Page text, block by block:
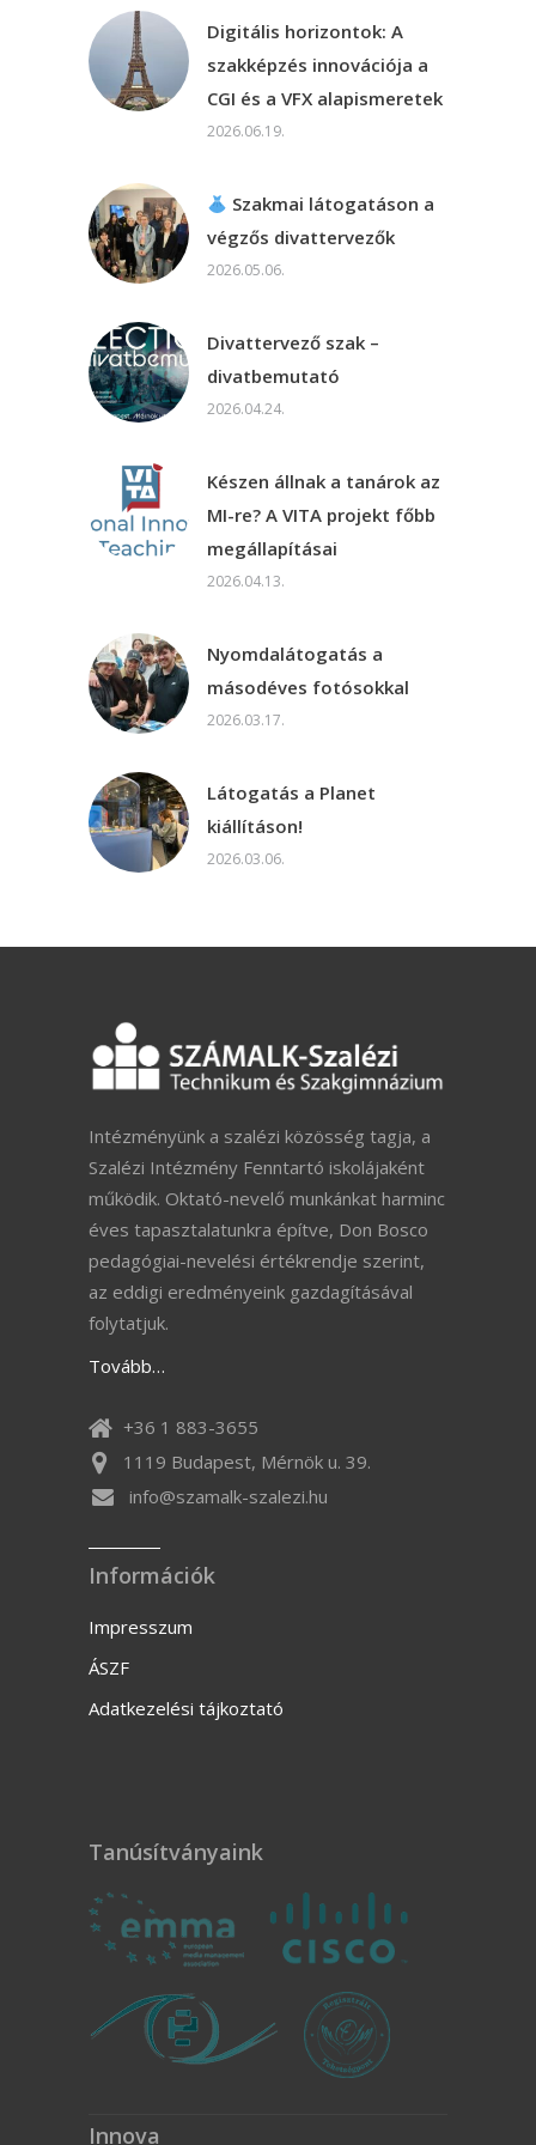
Digitális horizontok: A
szakképzés innovációja a
CGI és a VFX alapismeretek
2026.06.19.
Szakmai látogatáson a
végzős divattervezők
2026.05.06.
Divattervező szak –
divatbemutató
2026.04.24.
Készen állnak a tanárok az
MI-re? A VITA projekt főbb
megállapításai
2026.04.13.
Nyomdalátogatás a
másodéves fotósokkal
2026.03.17.
Látogatás a Planet
kiállításon!
2026.03.06.
Intézményünk a szalézi közösség tagja, a
Szalézi Intézmény Fenntartó iskolájaként
működik. Oktató-nevelő munkánkat harminc
éves tapasztalatunkra építve, Don Bosco
pedagógiai-nevelési értékrendje szerint,
az eddigi eredményeink gazdagításával
folytatjuk.
Tovább…
+36 1 883-3655
1119 Budapest, Mérnök u. 39.
info@szamalk-szalezi.hu
Információk
Impresszum
ÁSZF
Adatkezelési tájkoztató
Tanúsítványaink
Innova